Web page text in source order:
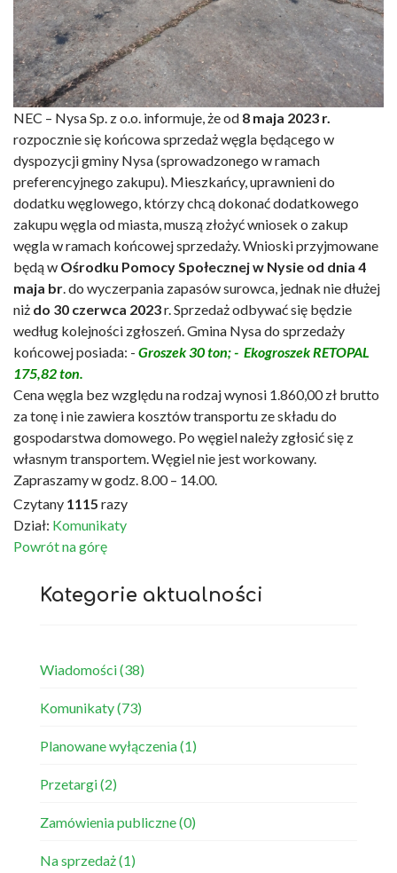
NEC – Nysa Sp. z o.o. informuje, że od 8 maja 2023 r.
rozpocznie się końcowa sprzedaż węgla będącego w
dyspozycji gminy Nysa (sprowadzonego w ramach
preferencyjnego zakupu). Mieszkańcy, uprawnieni do
dodatku węglowego, którzy chcą dokonać dodatkowego
zakupu węgla od miasta, muszą złożyć wniosek o zakup
węgla w ramach końcowej sprzedaży. Wnioski przyjmowane
będą w Ośrodku Pomocy Społecznej w Nysie od dnia 4
maja br. do wyczerpania zapasów surowca, jednak nie dłużej
niż do 30 czerwca 2023r. Sprzedaż odbywać się będzie
według kolejności zgłoszeń. Gmina Nysa do sprzedaży
końcowej posiada: - Groszek 30 ton; - Ekogroszek RETOPAL
175,82 ton.
Cena węgla bez względu na rodzaj wynosi 1.860,00 zł brutto
za tonę i nie zawiera kosztów transportu ze składu do
gospodarstwa domowego. Po węgiel należy zgłosić się z
własnym transportem. Węgiel nie jest workowany.
Zapraszamy w godz. 8.00 – 14.00.
Czytany 1115 razy
Dział: Komunikaty
Powrót na górę
Kategorie aktualności
Wiadomości(38)
Komunikaty(73)
Planowane wyłączenia(1)
Przetargi(2)
Zamówienia publiczne(0)
Na sprzedaż(1)